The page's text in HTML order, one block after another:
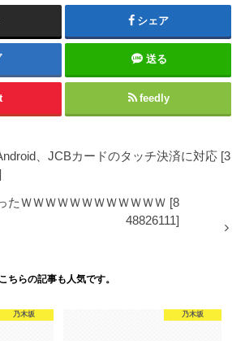
シェア
送る
feedly
、JCBカードのタッチ決済に対応 [3
たＷＷＷＷＷＷＷＷＷＷＷＷ [8
48826111]
こちらの記事も人気です。
乃木坂 乃木坂